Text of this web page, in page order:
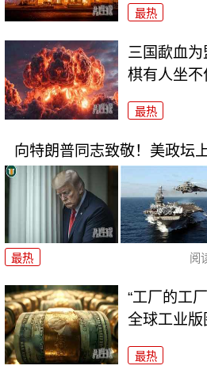
最热
三国歃血
棋有人坐不
最热
向特朗普同志致敬！美政坛
最热 阅
“工厂的工
全球工业版
最热